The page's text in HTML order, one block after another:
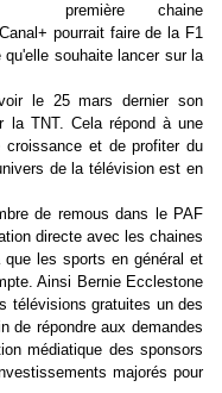
première chaine
pourrait faire de la F1
souhaite lancer sur la
le 25 mars dernier son
la TNT. Cela répond à une
croissance et de profiter du
de la télévision est en
de remous dans le PAF
directe avec les chaines
les sports en général et
Ainsi Bernie Ecclestone
télévisions gratuites un des
de répondre aux demandes
médiatique des sponsors
majorés pour